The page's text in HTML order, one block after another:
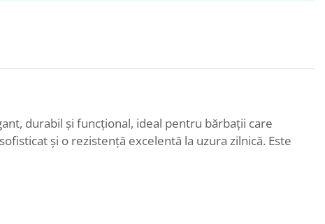
durabil și funcțional, ideal pentru bărbații care
și o rezistență excelentă la uzura zilnică. Este